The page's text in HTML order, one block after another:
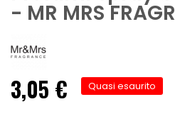
- MR MRS
3,05 € Quasi esaurito